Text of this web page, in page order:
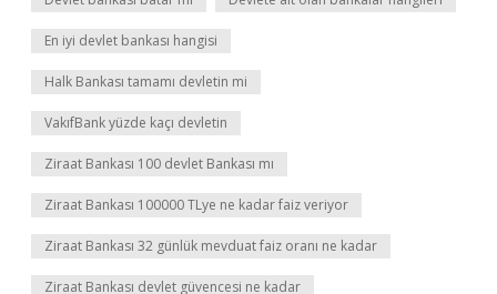
En iyi devlet bankası hangisi
Halk Bankası tamamı devletin mi
VakıfBank yüzde kaçı devletin
Ziraat Bankası 100 devlet Bankası mı
Ziraat Bankası 100000 TLye ne kadar faiz veriyor
Ziraat Bankası 32 günlük mevduat faiz oranı ne kadar
Ziraat Bankası devlet güvencesi ne kadar